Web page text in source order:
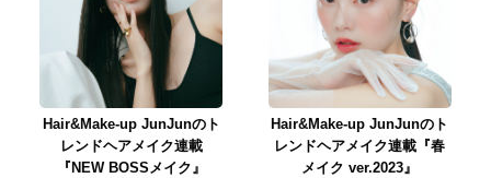
Hair&Make-up JunJunのト
レンドヘアメイク連載
『NEW BOSSメイク』
Hair&Make-up JunJunのト
レンドヘアメイク連載『春
メイク ver.2023』